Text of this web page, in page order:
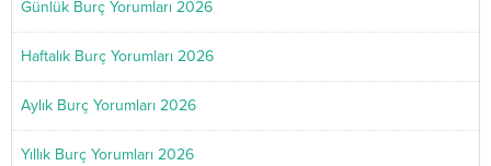
Günlük Burç Yorumları 2026
Haftalık Burç Yorumları 2026
Aylık Burç Yorumları 2026
Yıllık Burç Yorumları 2026